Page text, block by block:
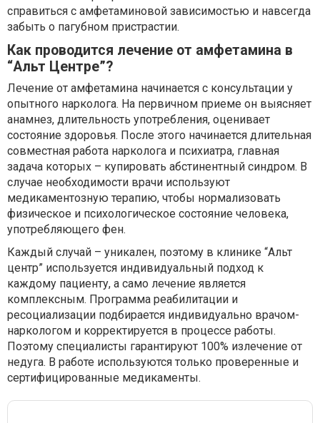
справиться с амфетаминовой зависимостью и навсегда
забыть о пагубном пристрастии.
Как проводится лечение от амфетамина в
“Альт Центре”?
Лечение от амфетамина начинается с консультации у
опытного нарколога. На первичном приеме он выясняет
анамнез, длительность употребления, оценивает
состояние здоровья. После этого начинается длительная
совместная работа нарколога и психиатра, главная
задача которых – купировать абстинентный синдром. В
случае необходимости врачи используют
медикаментозную терапию, чтобы нормализовать
физическое и психологическое состояние человека,
употребляющего фен.
Каждый случай – уникален, поэтому в клинике “Альт
центр” используется индивидуальный подход к
каждому пациенту, а само лечение является
комплексным. Программа реабилитации и
ресоциализации подбирается индивидуально врачом-
наркологом и корректируется в процессе работы.
Поэтому специалисты гарантируют 100% излечение от
недуга. В работе используются только проверенные и
сертифицированные медикаменты.